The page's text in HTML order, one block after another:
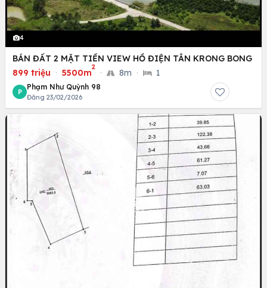
4
BÁN ĐẤT 2 MẶT TIỀN VIEW HỒ ĐIỆN TÂN KRONG BONG
899 triệu · 5500m
2
· 8m · 1
P
Phạm Như Quỳnh 98
Đăng 23/02/2026